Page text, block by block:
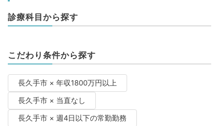
診療科目から探す
こだわり条件から探す
長久手市 × 年収1800万円以上
長久手市 × 当直なし
長久手市 × 週4日以下の常勤勤務